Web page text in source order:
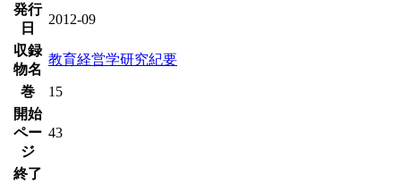
発行
日
2012-09
収録
物名
教育経営学研究紀要
巻
15
開始
ペー
ジ
43
終了